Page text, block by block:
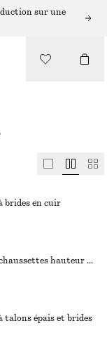
sur une
brides en cuir
Bottines-chaussettes hauteur genou en cuir nappa
talons épais et brides